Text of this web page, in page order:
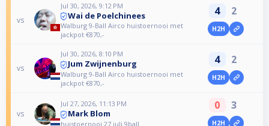
vs
Jul 30, 2026, 9:12 PM
Wai de Poelchinees
Walburg 9-Ball Airco huistoernooi met
jackpot €870,-
4 2
H2H
vs
Jul 30, 2026, 8:10 PM
Jum Zwijnenburg
Walburg 9-Ball Airco huistoernooi met
jackpot €870,-
4 2
H2H
vs
Jul 27, 2026, 11:13 PM
Mark Blom
huistoernooi 27 juli 9ball
0 3
H2H